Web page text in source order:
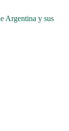
Argentina y sus